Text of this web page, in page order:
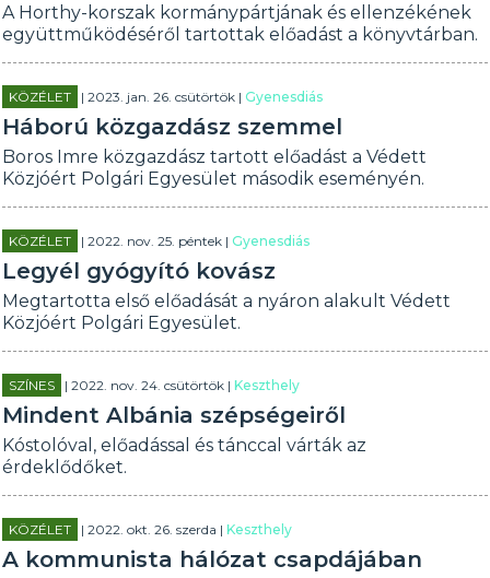
A Horthy-korszak kormánypártjának és ellenzékének
együttműködéséről tartottak előadást a könyvtárban.
KÖZÉLET | 2023. jan. 26. csütörtök |Gyenesdiás
Háború közgazdász szemmel
Boros Imre közgazdász tartott előadást a Védett
Közjóért Polgári Egyesület második eseményén.
KÖZÉLET | 2022. nov. 25. péntek |Gyenesdiás
Legyél gyógyító kovász
Megtartotta első előadását a nyáron alakult Védett
Közjóért Polgári Egyesület.
SZÍNES | 2022. nov. 24. csütörtök |Keszthely
Mindent Albánia szépségeiről
Kóstolóval, előadással és tánccal várták az
érdeklődőket.
KÖZÉLET | 2022. okt. 26. szerda |Keszthely
A kommunista hálózat csapdájában